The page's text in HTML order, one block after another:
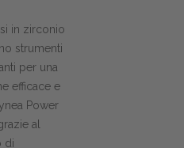
in zirconio
strumenti
per una
efficace e
Power
al
di